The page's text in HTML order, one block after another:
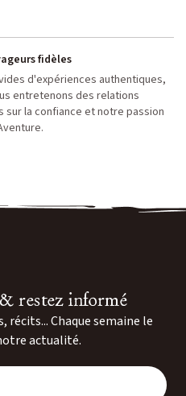
fidèles
d'expériences authentiques,
entretenons des relations
sur la confiance et notre passion
restez informé
récits... Chaque semaine le
actualité.